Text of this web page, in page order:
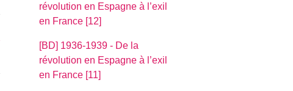
révolution en Espagne à l’exil
en France [12]
[BD] 1936-1939 - De la
révolution en Espagne à l’exil
en France [11]